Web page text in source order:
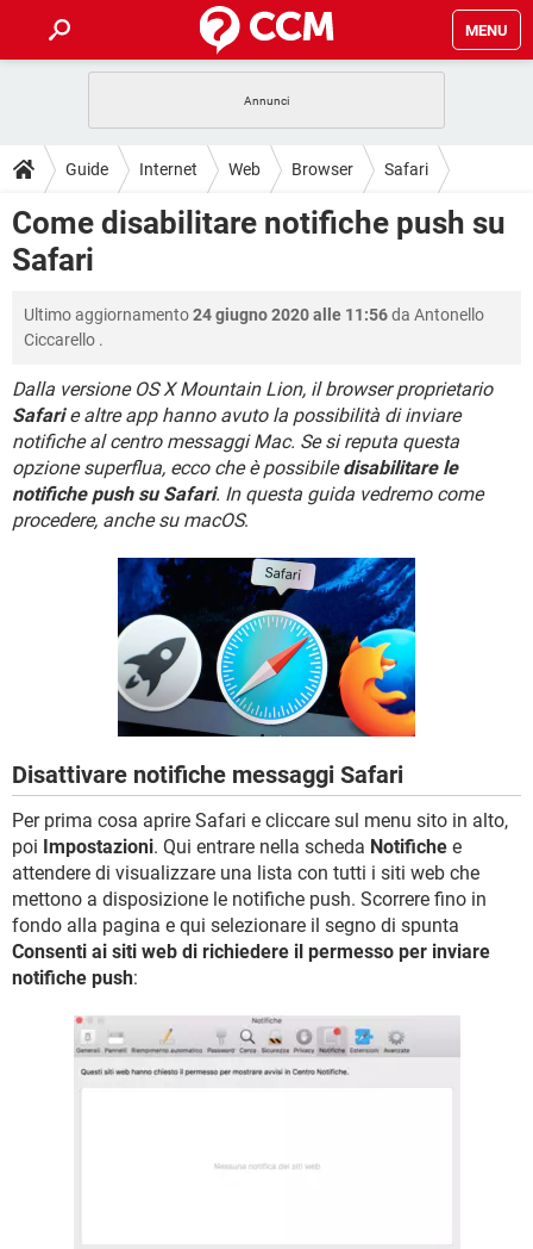
MENU
INTRATTENIMENTO ANDROID
iOS WINDOWS 10
INSTAGRAM
HARDWARE
GUIDE
COVID-19
INTRATTENIMENTO ANDROID
INSTAGRAM WHATSAPP
HARDWARE
DOWNLOAD
COVID-19
iOS
INSTAGRAM WHATSAPP
TIKTOK FACEBOOK
HARDWARE
FORUM
COVID-19 GAMING
iOS WINDOWS 10
INSTAGRAM WHATSAPP
TIKTOK FACEBOOK
HARDWARE
GLOSSARIO
COVID-19 GAMING
INTRATTENIMENTO ANDROID
iOS WINDOWS 10
INSTAGRAM WHATSAPP
Guide Internet Web Browser Safari
Come disabilitare notifiche push su
Safari
Ultimo aggiornamento24 giugno 2020 alle 11:56da Antonello
Ciccarello .
Dalla versione OS X Mountain Lion, il browser proprietario
Safarie altre app hanno avuto la possibilità di inviare
notifiche al centro messaggi Mac. Se si reputa questa
opzione superflua, ecco che è possibiledisabilitare le
notifiche push su Safari. In questa guida vedremo come
procedere, anche su macOS.
Disattivare notifiche messaggi Safari
Per prima cosa aprire Safari e cliccare sul menu sito in alto,
poi Impostazioni. Qui entrare nella scheda Notifiche e
attendere di visualizzare una lista con tutti i siti web che
mettono a disposizione le notifiche push. Scorrere fino in
fondo alla pagina e qui selezionare il segno di spunta
Consenti ai siti web di richiedere il permesso per inviare
notifiche push: